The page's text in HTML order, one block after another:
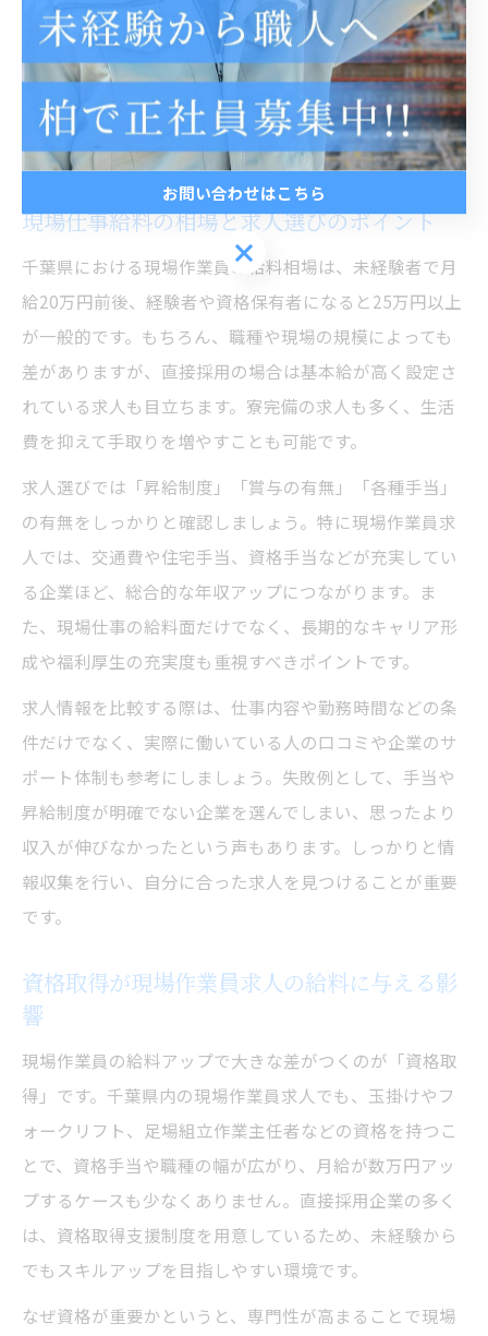
いていたが、直接雇用に切り替えたことで年収が大きく
アップした」「賞与や手当が増え、生活に余裕が生まれ
た」といった体験談も多く見られます。千葉県内では求
人の選択肢が多いため、自分の希望やキャリアプランに
合った職場を見極めることが大切です。
現場仕事給料の相場と求人選びのポイント
千葉県における現場作業員の給料相場は、未経験者で月
給20万円前後、経験者や資格保有者になると25万円以上
が一般的です。もちろん、職種や現場の規模によっても
差がありますが、直接採用の場合は基本給が高く設定さ
れている求人も目立ちます。寮完備の求人も多く、生活
費を抑えて手取りを増やすことも可能です。
求人選びでは「昇給制度」「賞与の有無」「各種手当」
の有無をしっかりと確認しましょう。特に現場作業員求
人では、交通費や住宅手当、資格手当などが充実してい
る企業ほど、総合的な年収アップにつながります。ま
た、現場仕事の給料面だけでなく、長期的なキャリア形
成や福利厚生の充実度も重視すべきポイントです。
求人情報を比較する際は、仕事内容や勤務時間などの条
件だけでなく、実際に働いている人の口コミや企業のサ
ポート体制も参考にしましょう。失敗例として、手当や
昇給制度が明確でない企業を選んでしまい、思ったより
収入が伸びなかったという声もあります。しっかりと情
報収集を行い、自分に合った求人を見つけることが重要
です。
資格取得が現場作業員求人の給料に与える影
響
現場作業員の給料アップで大きな差がつくのが「資格取
得」です。千葉県内の現場作業員求人でも、玉掛けやフ
ォークリフト、足場組立作業主任者などの資格を持つこ
とで、資格手当や職種の幅が広がり、月給が数万円アッ
プするケースも少なくありません。直接採用企業の多く
は、資格取得支援制度を用意しているため、未経験から
でもスキルアップを目指しやすい環境です。
なぜ資格が重要かというと、専門性が高まることで現場
お問い合わせはこちら
お問い合わせはこちら